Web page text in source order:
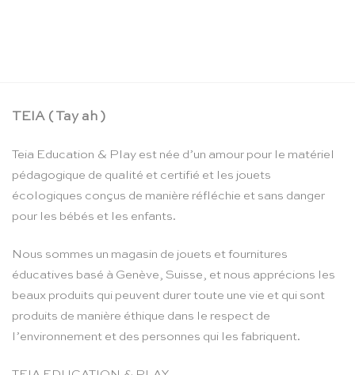
TEIA ( Tay ah )
Teia Education & Play est née d’un amour pour le matériel
pédagogique de qualité et certifié et les jouets
écologiques conçus de manière réfléchie et sans danger
pour les bébés et les enfants.
Nous sommes un magasin de jouets et fournitures
éducatives basé à Genève, Suisse, et nous apprécions les
beaux produits qui peuvent durer toute une vie et qui sont
produits de manière éthique dans le respect de
l’environnement et des personnes qui les fabriquent.